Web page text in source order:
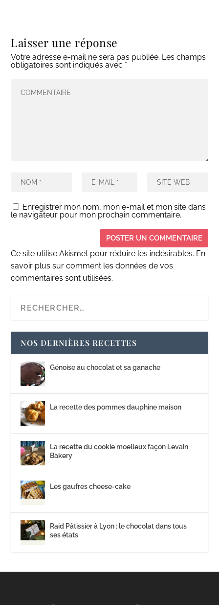
Laisser une réponse
Votre adresse e-mail ne sera pas publiée. Les champs
obligatoires sont indiqués avec *
Enregistrer mon nom, mon e-mail et mon site dans
le navigateur pour mon prochain commentaire.
Ce site utilise Akismet pour réduire les indésirables. En
savoir plus sur comment les données de vos
commentaires sont utilisées.
NOS DERNIÈRES RECETTES
Génoise au chocolat et sa ganache
La recette des pommes dauphine maison
La recette du cookie moelleux façon Levain
Bakery
Les gaufres cheese-cake
Raid Pâtissier à Lyon : le chocolat dans tous
ses états